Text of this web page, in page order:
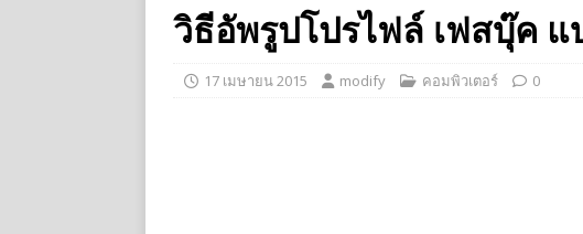
วิธีอัพรูปโปรไฟล์ เฟสบุ๊ค แ
17 เมษายน 2015 modify คอมพิวเตอร์ 0